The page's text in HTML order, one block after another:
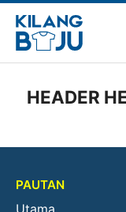
HEADER
PAUTAN
Utama